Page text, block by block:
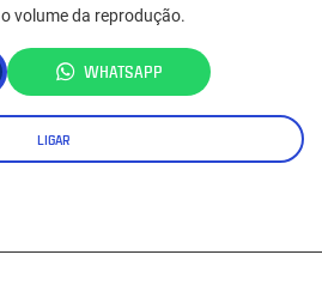
volume da reprodução.
WHATSAPP
LIGAR